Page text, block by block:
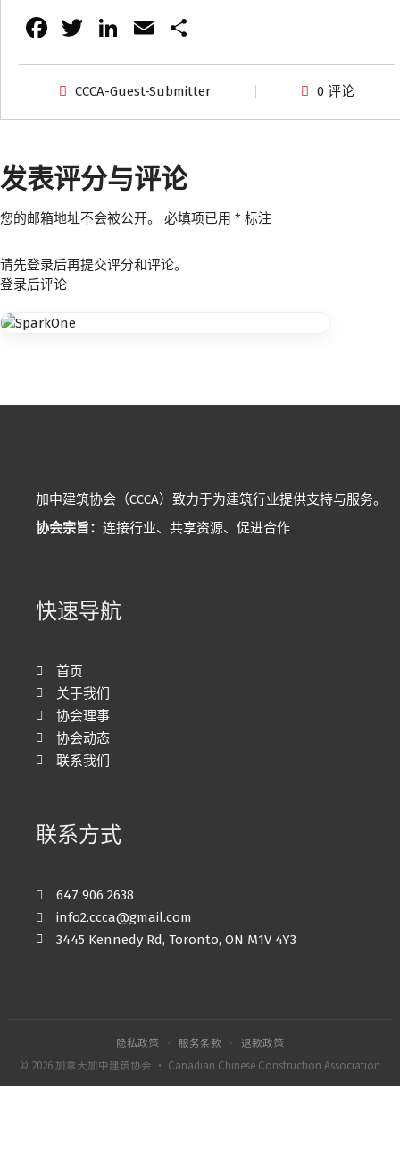
Fa
ce
b
o
k
T
wi
tt
er
Li
n
k
e
n
E
m
ai
l
享
CCCA-Guest-Submitter 0 评论
发表评分与评论
您的邮箱地址不会被公开。 必填项已用 * 标注
请先登录后再提交评分和评论。
登录后评论
加中建筑协会（CCCA）致力于为建筑行业提供支持与服务。
协会宗旨： 连接行业、共享资源、促进合作
快速导航
首页
关于我们
协会理事
协会动态
联系我们
联系方式
647 906 2638
info2.ccca@gmail.com
3445 Kennedy Rd, Toronto, ON M1V 4Y3
隐私政策 · 服务条款 ·
退款政策
© 2026 加拿大加中建筑协会 · Canadian Chinese Construction Association